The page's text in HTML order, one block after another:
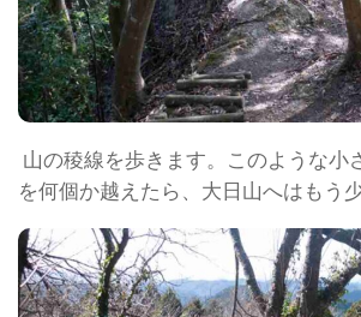
山の稜線を歩きます。このような小
を何個か越えたら、大日山へはもう